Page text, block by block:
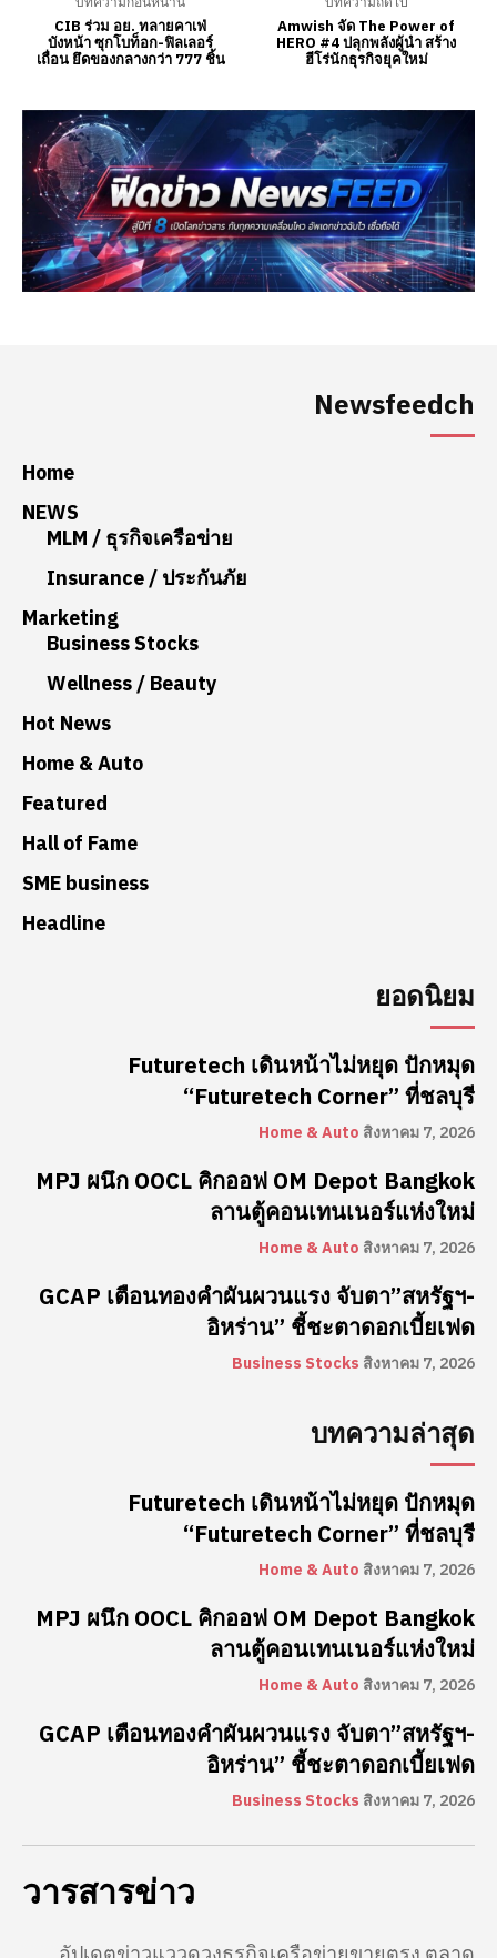
Newsfeedch
Home
NEWS
MLM / ธุรกิจเครือข่าย
Insurance / ประกันภัย
Marketing
Business Stocks
Wellness / Beauty
Hot News
Home & Auto
Featured
Hall of Fame
SME business
Headline
ยอดนิยม
Futuretech เดินหน้าไม่หยุด ปักหมุด
“Futuretech Corner” ที่ชลบุรี
Home & Auto สิงหาคม 7, 2026
MPJ ผนึก OOCL คิกออฟ OM Depot Bangkok
ลานตู้คอนเทนเนอร์แห่งใหม่
Home & Auto สิงหาคม 7, 2026
GCAP เตือนทองคำผันผวนแรง จับตา”สหรัฐฯ-
อิหร่าน” ชี้ชะตาดอกเบี้ยเฟด
Business Stocks สิงหาคม 7, 2026
บทความล่าสุด
Futuretech เดินหน้าไม่หยุด ปักหมุด
“Futuretech Corner” ที่ชลบุรี
Home & Auto สิงหาคม 7, 2026
MPJ ผนึก OOCL คิกออฟ OM Depot Bangkok
ลานตู้คอนเทนเนอร์แห่งใหม่
Home & Auto สิงหาคม 7, 2026
GCAP เตือนทองคำผันผวนแรง จับตา”สหรัฐฯ-
อิหร่าน” ชี้ชะตาดอกเบี้ยเฟด
Business Stocks สิงหาคม 7, 2026
วารสารข่าว